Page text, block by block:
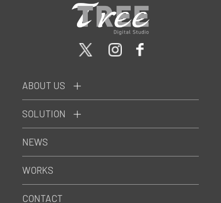
ABOUT US
SOLUTION
NEWS
WORKS
CONTACT